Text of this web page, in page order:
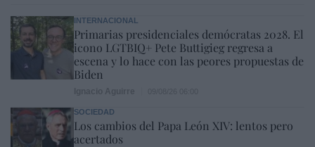
INTERNACIONAL
Primarias presidenciales demócratas 2028. El
icono LGTBIQ+ Pete Buttigieg regresa a
escena y lo hace con las peores propuestas de
Biden
SOCIEDAD
Los cambios del Papa León XIV: lentos pero
acertados